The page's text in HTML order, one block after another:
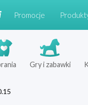
Promocje
Gry i zabawki